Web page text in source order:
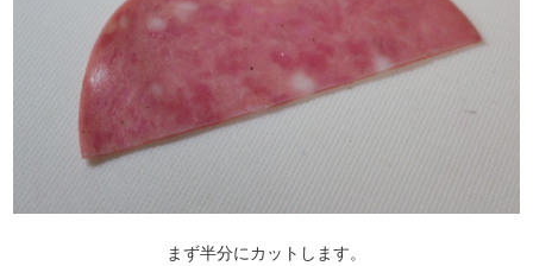
まず半分にカットします。